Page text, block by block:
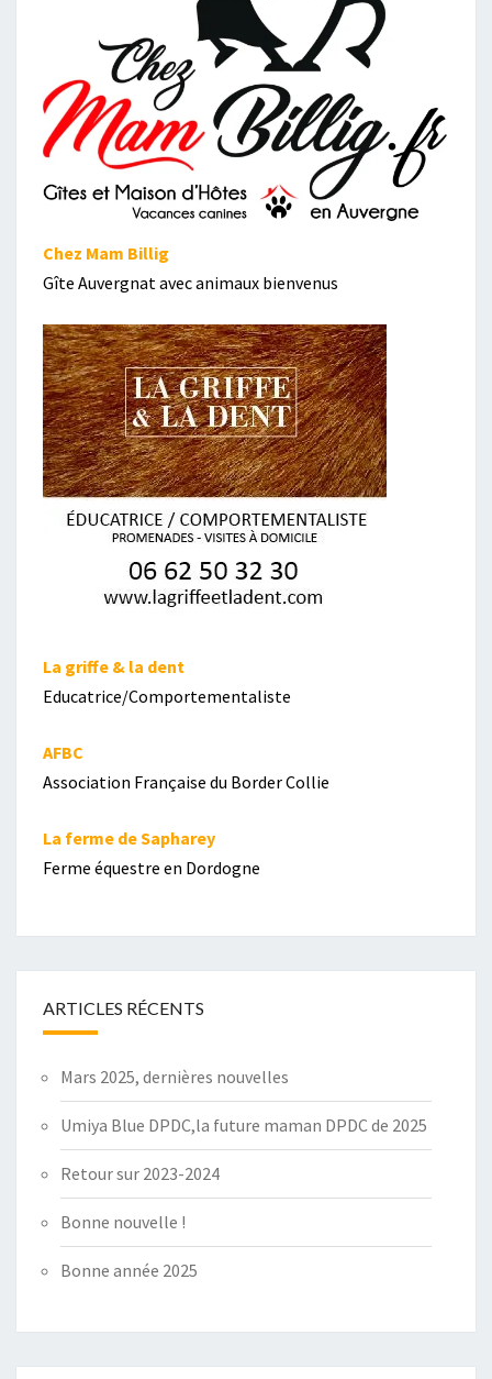
Chez Mam Billig
Gîte Auvergnat avec animaux bienvenus
La griffe & la dent
Educatrice/Comportementaliste
AFBC
Association Française du Border Collie
La ferme de Sapharey
Ferme équestre en Dordogne
ARTICLES RÉCENTS
Mars 2025, dernières nouvelles
Umiya Blue DPDC,la future maman DPDC de 2025
Retour sur 2023-2024
Bonne nouvelle !
Bonne année 2025